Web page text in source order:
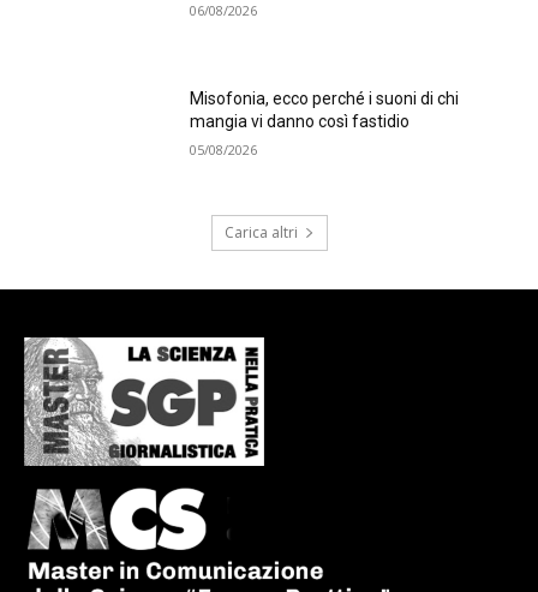
06/08/2026
Misofonia, ecco perché i suoni di chi
mangia vi danno così fastidio
05/08/2026
Carica altri